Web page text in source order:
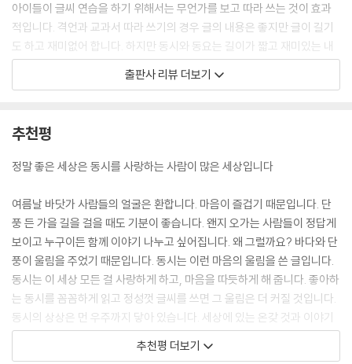
나무 나무 무슨 나무
가자 가자 감나무
오자 오자 옻나무
아이들이 글씨 연습을 하기 위해서는 무언가를 보고 따라 쓰는 것이 효과
적입니다. 격언과 교과서 따라 쓰기의 경우 글의 내용은 좋지만 글이 길기
도 하고 재미없어 합니다. 하지만 동시와 동요는 길이가 짧고 재미있는 내
용이기 때문에 아이들이 좋아합니다. 또 작품 감상을 통해 아이들이 감성
을 키울 수 있다는 것도 큰 장점이기도 합니다. 저희 책모종은 이 점에 착안
이 책은 7~10세 어린이를 대상으로 합니다.
1~3장은 초등 교과서에 수록된 작가의 동시와 동요가 각 10편씩 총 30편
읽으면서 감성을 키우면서 글씨 연습을 할 수 있습니다. 4장은 어린이들이
좋아하는 소재를 제시하여 직접 동시를 쓸 수 있게 하였습니다. 이 책을 모
두 마치게 되면 사랑스러운 우리 아이가 직접 손으로 쓴 동시집이 만들어
지게 됩니다.
TV, 스마트폰의 자극적인 내용에 익숙해져 버린 아이들에게 동시와 동요
는 순수한 동심과 세상을 바라보는 밝은 태도를 전할 수 있는 좋은 컨텐츠
입니다. 좋은 감성과 바른 글씨를 키울 수 있는 이 책은 우리 아이에게 줄
수 있는 최고의 선물이라고 확신합니다. 아울러 유치원, 초등학교, 방과 후
출판사 리뷰 더보기
추천평
정말 좋은 세상은 동시를 사랑하는 사람이 많은 세상입니다
여름날 바닷가 사람들의 얼굴은 환합니다. 마음이 즐겁기 때문입니다. 단
풍 든 가을 길을 걸을 때도 기분이 좋습니다. 왠지 오가는 사람들이 정답게
보이고 누구이든 함께 이야기 나누고 싶어집니다. 왜 그럴까요? 바다와 단
풍이 울림을 주었기 때문입니다. 동시는 이런 마음의 울림을 쓴 글입니다.
동시는 이 세상 모든 걸 사랑하게 하고, 마음을 따듯하게 해 줍니다. 좋아하
는 동시를 꼼꼼하게 읽고 정성껏 글씨를 쓰면 그 울림은 더 커질 것입니다.
동시의 상상은 먼 우주까지 닿아 있습니다. 세상에 있는 온갖 것과 이야기
나눌 수 있습니다. '동시를 많이 읽고 쓰면 거인이 된다.'라고 합니다. 자, 모
두 거인이 될 준비가 되었나요?
추천평 더보기